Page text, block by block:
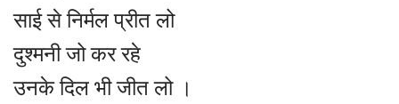
साई से निर्मल प्रीत लो
दुश्मनी जो कर रहे
उनके दिल भी जीत लो ।